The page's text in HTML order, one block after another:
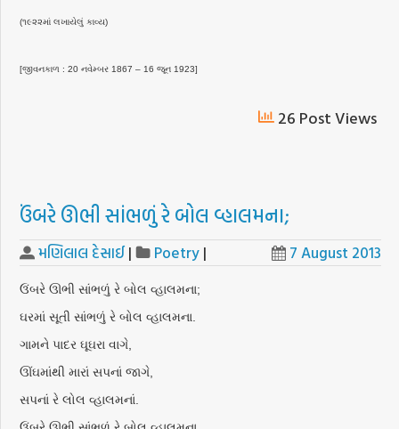
(૧૯૨૨માં લખાયેલું કાવ્ય)
[જીવનકાળ : 20 નવેમ્બર 1867 – 16 જૂન 1923]
26 Post Views
ઉંબરે ઊભી સાંભળું રે બોલ વ્હાલમના;
મણિલાલ દેસાઈ| Poetry | 7 August 2013
ઉંબરે ઊભી સાંભળું રે બોલ વ્હાલમના;
ઘરમાં સૂતી સાંભળું રે બોલ વ્હાલમના.
ગામને પાદર ઘૂઘરા વાગે,
ઊંઘમાંથી મારાં સપનાં જાગે,
સપનાં રે લોલ વ્હાલમનાં.